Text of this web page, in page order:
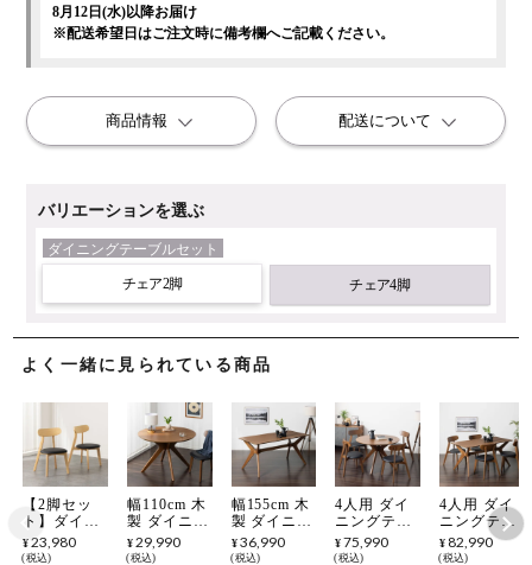
よく一緒に見られている商品
【2脚セッ
ト】ダイニ
ングチェア
VC-3 木製
¥ 23,980
税込
幅110cm 木
製 ダイニン
グテーブル
円形 天然木
¥29,990
税込
幅155cm 木
製 ダイニン
グテーブル
天然木 オー
¥ 36,990
税込
4人用 ダイ
ニングテー
ブルセット
円形 5点
¥ 75,990
税込
4人用 ダイ
ニングテー
ブルセット
5点 VT-5 天
¥82,990
税込
バリエーションを選ぶ
ダイニングテーブルセット
チェア2脚 チェア4脚
8月12日(水)以降お届け
※配送希望日はご注文時に備考欄へご記載ください。
商品情報 配送について